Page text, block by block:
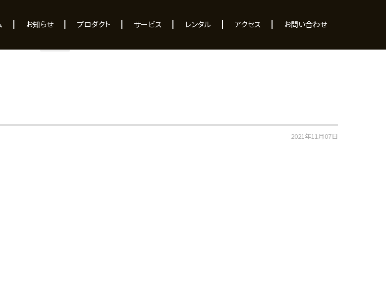
お知らせ プロダクト サービス レンタル アクセス お問い合わせ
NEWS
2021年11月07日